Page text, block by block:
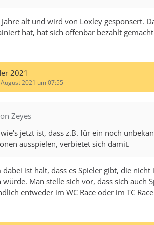
alt und wird von Loxley gesponsert.
hat, hat sich offenbar bezahlt
2021
2021 um 07:55
Zeyes
jetzt ist, dass z.B. für ein noch
ausspielen, verbietet sich damit.
dabei ist halt, dass es Spieler gibt, die
Man stelle sich vor, dass sich auch
entweder im WC Race oder im TC